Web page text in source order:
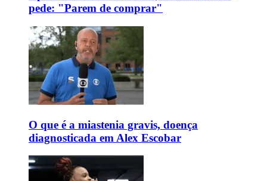
pede: "Parem de comprar"
O que é a miastenia gravis, doença
diagnosticada em Alex Escobar